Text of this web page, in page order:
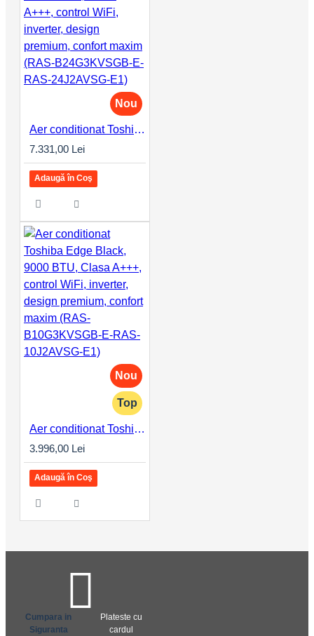
Nou
Aer conditionat Toshiba Edge Black, 24000 BTU, Clasa A+++, control WiFi, inverter, design premium, confort maxim (RAS-B24G3KVSGB-E-RAS-24J2AVSG-E1)
7.331,00 Lei
Adaugă în Coş
Nou
Top
Aer conditionat Toshiba Edge Black, 9000 BTU, Clasa A+++, control WiFi, inverter, design premium, confort maxim (RAS-B10G3KVSGB-E-RAS-10J2AVSG-E1)
3.996,00 Lei
Adaugă în Coş
Cumpara in
Siguranta
Plateste cu
cardul